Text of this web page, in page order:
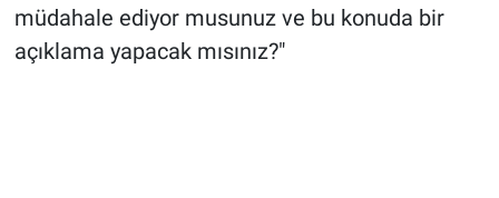
müdahale ediyor musunuz ve bu konuda bir
açıklama yapacak mısınız?"